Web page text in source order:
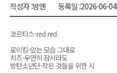
작성자 :밤엔 등록일 :2026-06-04
코르티스-red red
로이킴-있는 모습 그대로
치즈-우연히 잠시라도
방탄소년단-작은 것들을 위한 시